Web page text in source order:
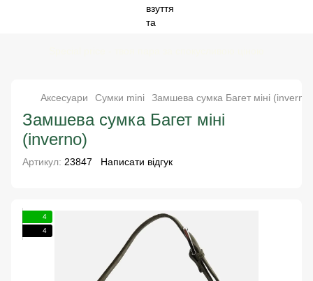
Аксесуари Сумки mini Замшева сумка Багет міні (inverno)
Замшева сумка Багет міні
(inverno)
Артикул: 23847 Написати відгук
4
4